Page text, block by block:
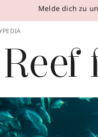
Melde dich zu
Reef